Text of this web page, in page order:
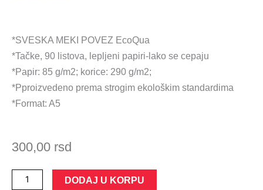
*SVESKA MEKI POVEZ EcoQua
*Tačke, 90 listova, lepljeni papiri-lako se cepaju
*Papir: 85 g/m2; korice: 290 g/m2;
*Pproizvedeno prema strogim ekološkim standardima
*Format: A5
300,00 rsd
Sveska
DODAJ U KORPU